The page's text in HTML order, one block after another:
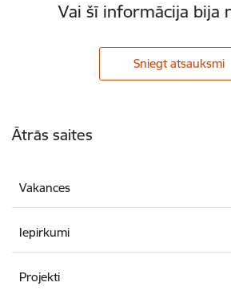
Vai šī informācija bija
Sniegt atsauksmi
Ātrās saites
Vakances
Iepirkumi
Projekti